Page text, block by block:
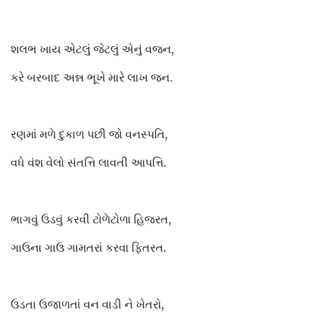
શલભ ખાય એટલું જેટલું એનું વજન,
કરે બરબાદ અન્ન ભૂખે મારે લાખ જન.
રણમાં મળે દુકાળ પછી જો વનસ્પતિ,
વધે વંશ વેલો સંતત્તિ લાવતી આપત્તિ.
ભાગવું ઉડવું કરવી ટોળેટોળા હિજરત,
ગાઉના ગાઉ ગામતરાં કરવા ફિતરત.
ઉડતા ઉજાળતાં વન વાડી ને ખેતરો,